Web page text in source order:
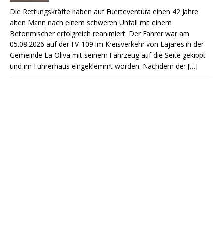
Die Rettungskräfte haben auf Fuerteventura einen 42 Jahre
alten Mann nach einem schweren Unfall mit einem
Betonmischer erfolgreich reanimiert. Der Fahrer war am
05.08.2026 auf der FV-109 im Kreisverkehr von Lajares in der
Gemeinde La Oliva mit seinem Fahrzeug auf die Seite gekippt
und im Führerhaus eingeklemmt worden. Nachdem der[…]